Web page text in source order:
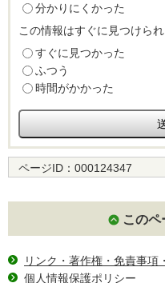
分かりにくかった
この情報はすぐに見つけら
すぐに見つかった
ふつう
時間がかかった
ページID： 000124347
このペ
リンク・著作権・免責事項
個人情報保護ポリシー